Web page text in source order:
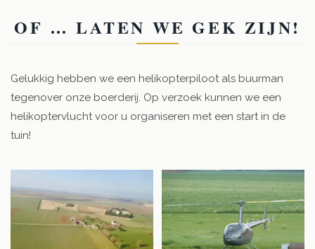
OF … LATEN WE GEK ZIJN!
Gelukkig hebben we een helikopterpiloot als buurman
tegenover onze boerderij. Op verzoek kunnen we een
helikoptervlucht voor u organiseren met een start in de
tuin!